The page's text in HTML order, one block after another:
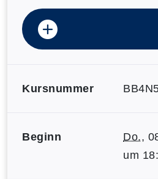
Kursnummer
Beginn Do.,
um